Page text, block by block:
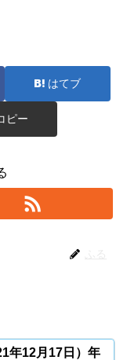
はてブ
ピー
年12月17日）年